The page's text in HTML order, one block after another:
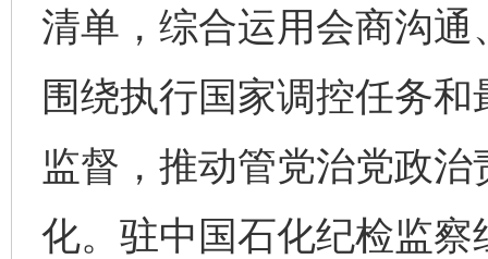
清单，综合运用会商沟
围绕执行国家调控任务
监督，推动管党治党政
化。驻中国石化纪检监